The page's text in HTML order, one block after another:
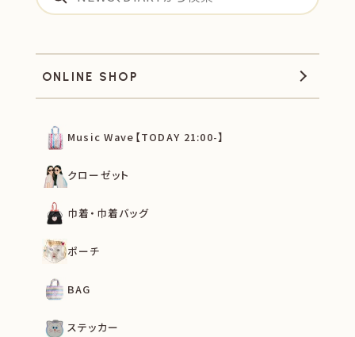
ONLINE SHOP
Music Wave【TODAY 21:00-】
クローゼット
巾着・巾着バッグ
ポーチ
BAG
ステッカー